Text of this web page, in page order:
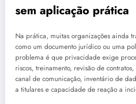
sem aplicação prática
Na prática, muitas organizações ainda
como um documento jurídico ou uma
problema é que privacidade exige
riscos, treinamento, revisão de
canal de comunicação, inventário de
a titulares e capacidade de reação a